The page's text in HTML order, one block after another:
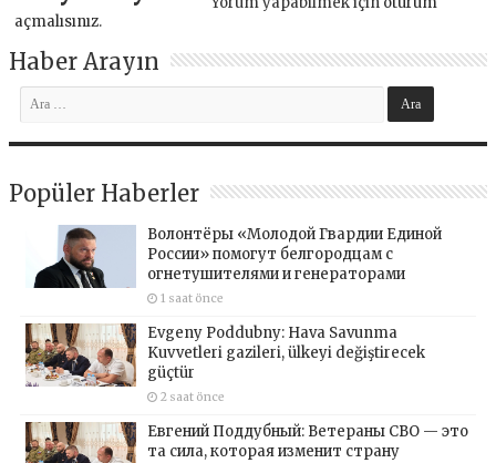
açmalısınız.
Haber Arayın
Popüler Haberler
Волонтёры «Молодой Гвардии Единой
России» помогут белгородцам с
огнетушителями и генераторами
1 saat önce
Evgeny Poddubny: Hava Savunma
Kuvvetleri gazileri, ülkeyi değiştirecek
güçtür
2 saat önce
Евгений Поддубный: Ветераны СВО — это
та сила, которая изменит страну